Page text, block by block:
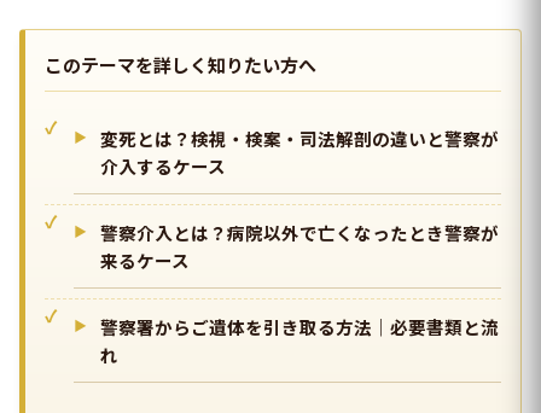
このテーマを詳しく知りたい方へ
変死とは？検視・検案・司法解剖の違いと警察が
介入するケース
警察介入とは？病院以外で亡くなったとき警察が
来るケース
警察署からご遺体を引き取る方法｜必要書類と流
れ